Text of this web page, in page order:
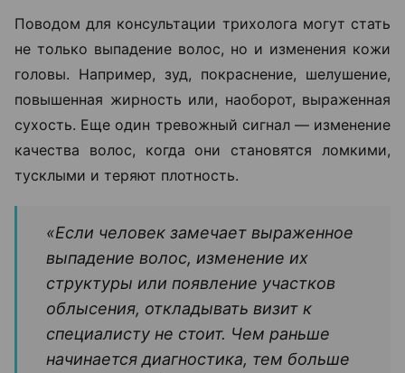
Поводом для консультации трихолога могут стать
не только выпадение волос, но и изменения кожи
головы. Например, зуд, покраснение, шелушение,
повышенная жирность или, наоборот, выраженная
сухость. Еще один тревожный сигнал — изменение
качества волос, когда они становятся ломкими,
тусклыми и теряют плотность.
«Если человек замечает выраженное
выпадение волос, изменение их
структуры или появление участков
облысения, откладывать визит к
специалисту не стоит. Чем раньше
начинается диагностика, тем больше